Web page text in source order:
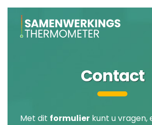
Contact
Met dit formulier kunt u vragen,